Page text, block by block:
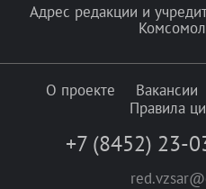
Адрес редакции и
О проекте Вакансии
Правила
+7 (8452) 23-